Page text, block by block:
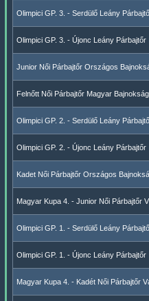
Olimpici GP. 3. - Serdülő Leány
Olimpici GP. 3. - Újonc Leány Párbajtőr
Junior Női Párbajtőr Országos
Felnőtt Női Párbajtőr Magyar Bajnokság
Olimpici GP. 2. - Serdülő Leány
Olimpici GP. 2. - Újonc Leány Párbajtőr
Kadet Női Párbajtőr Országos
Magyar Kupa 4. - Junior Női Párbajtőr
Olimpici GP. 1. - Serdülő Leány
Olimpici GP. 1. - Újonc Leány Párbajtőr
Magyar Kupa 4. - Kadét Női Párbajtőr